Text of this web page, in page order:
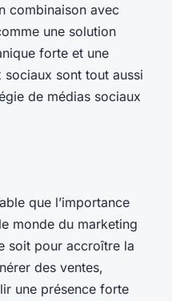
combinaison avec
une solution
forte et une
sociaux sont tout aussi
de médias sociaux
que l’importance
monde du marketing
soit pour accroître la
des ventes,
une présence forte